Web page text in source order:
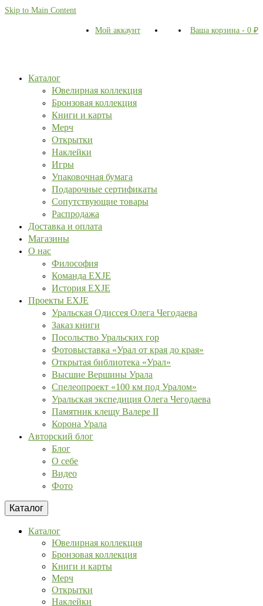
Skip to Main Content
Мой аккаунт Ваша корзина - 0 ₽
Каталог
Ювелирная коллекция
Бронзовая коллекция
Книги и карты
Мерч
Открытки
Наклейки
Игры
Упаковочная бумага
Подарочные сертификаты
Сопутствующие товары
Распродажа
Доставка и оплата
Магазины
О нас
Философия
Команда EXJE
История EXJE
Проекты EXJE
Уральская Одиссея Олега Чегодаева
Заказ книги
Посольство Уральских гор
Фотовыставка «Урал от края до края»
Открытая библиотека «Урал»
Высшие Вершины Урала
Спелеопроект «100 км под Уралом»
Уральская экспедиция Олега Чегодаева
Памятник клещу Валере II
Корона Урала
Авторский блог
Блог
О себе
Видео
Фото
Каталог
Каталог
Ювелирная коллекция
Бронзовая коллекция
Книги и карты
Мерч
Открытки
Наклейки